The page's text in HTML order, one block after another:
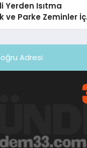
Yerden Isıtma
ve Parke Zeminler
Çözümler
Adresi